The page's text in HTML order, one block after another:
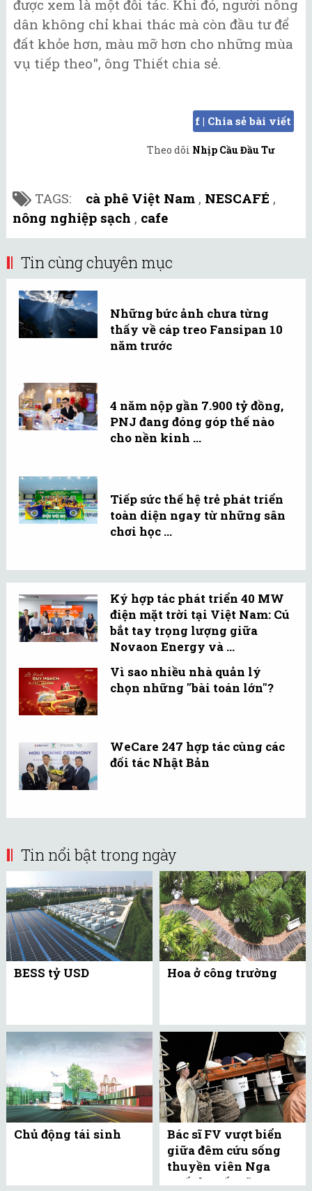
được xem là một đối tác. Khi đó, người nông
dân không chỉ khai thác mà còn đầu tư để
đất khỏe hơn, màu mỡ hơn cho những mùa
vụ tiếp theo", ông Thiết chia sẻ.
f | Chia sẻ bài viết
Theo dõi Nhịp Cầu Đầu Tư
TAGS: cà phê Việt Nam , NESCAFÉ ,
nông nghiệp sạch , cafe
Tin cùng chuyên mục
Những bức ảnh chưa từng
thấy về cáp treo Fansipan 10
năm trước
4 năm nộp gần 7.900 tỷ đồng,
PNJ đang đóng góp thế nào
cho nền kinh ...
Tiếp sức thế hệ trẻ phát triển
toàn diện ngay từ những sân
chơi học ...
Ký hợp tác phát triển 40 MW
điện mặt trời tại Việt Nam: Cú
bắt tay trọng lượng giữa
Novaon Energy và ...
Vì sao nhiều nhà quản lý
chọn những "bài toán lớn"?
WeCare 247 hợp tác cùng các
đối tác Nhật Bản
Tin nổi bật trong ngày
BESS tỷ USD Hoa ở công trường
Chủ động tái sinh
Bác sĩ FV vượt biển
giữa đêm cứu sống
thuyền viên Nga
xuất huyết não